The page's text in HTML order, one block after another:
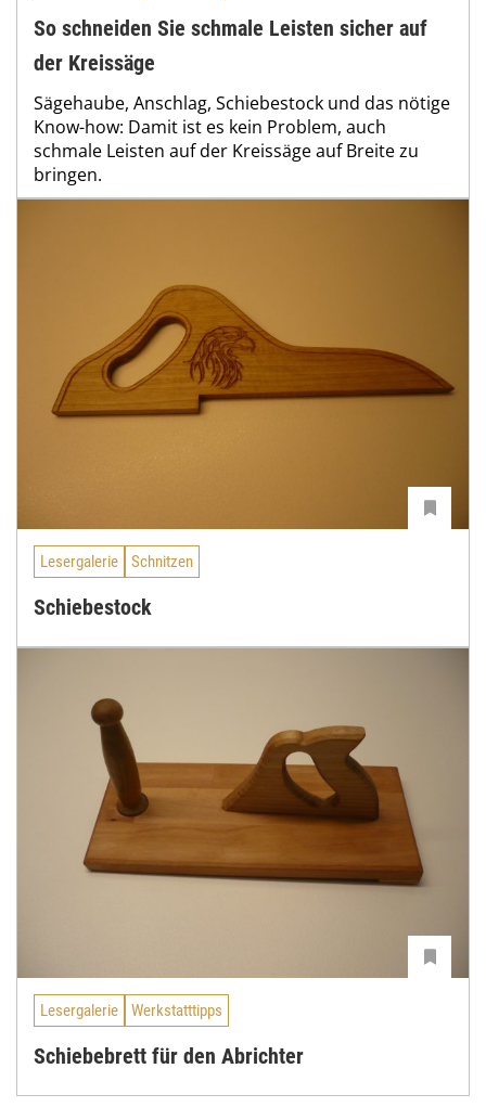
So schneiden Sie schmale Leisten sicher auf
der Kreissäge
Sägehaube, Anschlag, Schiebestock und das nötige
Know-how: Damit ist es kein Problem, auch
schmale Leisten auf der Kreissäge auf Breite zu
bringen.
Lesergalerie Schnitzen
Schiebestock
Lesergalerie Werkstatttipps
Schiebebrett für den Abrichter